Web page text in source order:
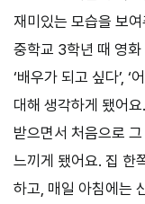
재미있는 모습을 보
중학교 3학년 때 영
‘배우가 되고 싶다’, ‘
대해 생각하게 됐어
받으면서 처음으로
느끼게 됐어요. 집 한
하고, 매일 아침에는